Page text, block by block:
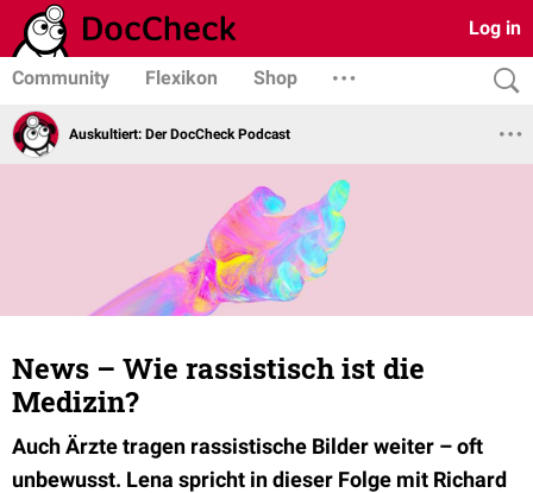
Log in
Community Flexikon Shop
Auskultiert: Der DocCheck Podcast
News – Wie rassistisch ist die
Medizin?
Auch Ärzte tragen rassistische Bilder weiter – oft
unbewusst. Lena spricht in dieser Folge mit Richard